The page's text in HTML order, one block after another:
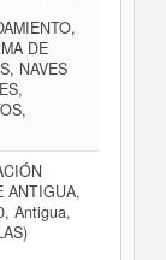
DE
NAVES
ANTIGUA,
Antigua,